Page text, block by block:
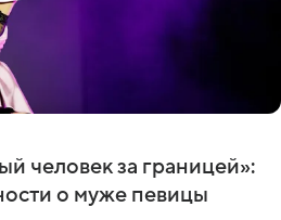
человек за границей»:
о муже певицы